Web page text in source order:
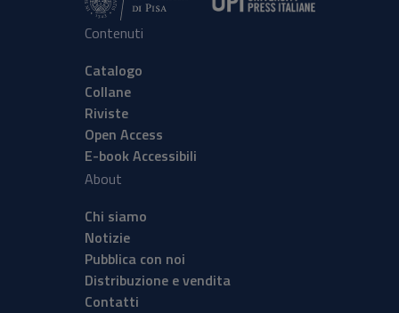
Contenuti
Catalogo
Collane
Riviste
Open Access
E-book Accessibili
About
Chi siamo
Notizie
Pubblica con noi
Distribuzione e vendita
Contatti